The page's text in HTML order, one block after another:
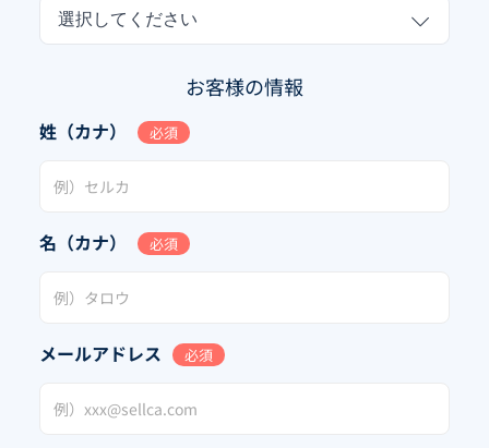
選択してください
お客様の情報
姓（カナ） 必須
名（カナ） 必須
メールアドレス 必須